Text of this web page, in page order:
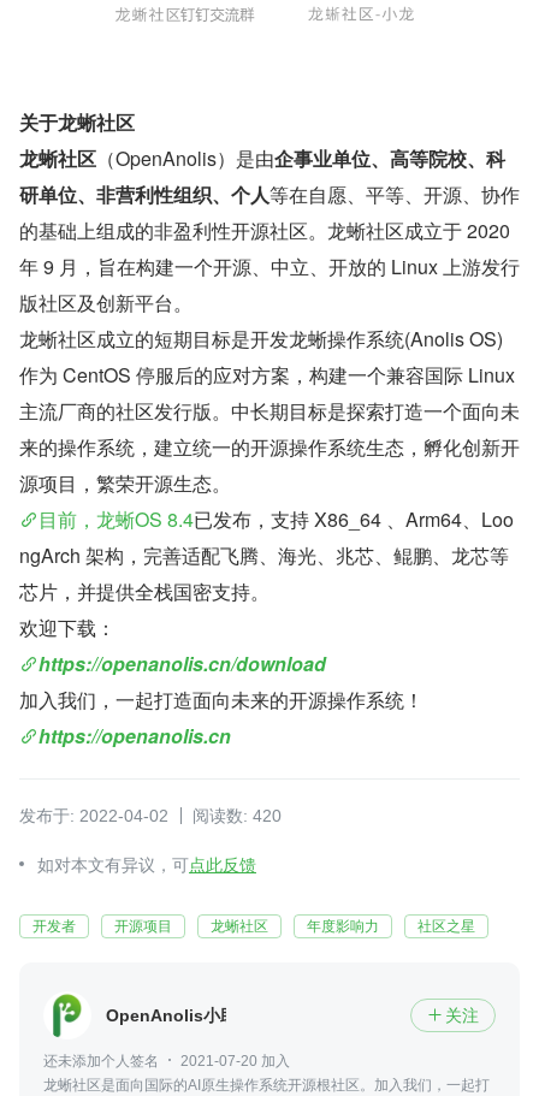
关于龙蜥社区
龙蜥社区 （OpenAnolis）是由企事业单位、高等院校、科
研单位、非营利性组织、个人等在自愿、平等、开源、协作
的基础上组成的非盈利性开源社区。龙蜥社区成立于 2020
年 9 月，旨在构建一个开源、中立、开放的 Linux 上游发行
版社区及创新平台。
龙蜥社区成立的短期目标是开发龙蜥操作系统(Anolis OS)
作为 CentOS 停服后的应对方案，构建一个兼容国际 Linux
主流厂商的社区发行版。中长期目标是探索打造一个面向未
来的操作系统，建立统一的开源操作系统生态，孵化创新开
源项目，繁荣开源生态。
目前，龙蜥OS 8.4已发布，支持 X86_64 、Arm64、Loo
ngArch 架构，完善适配飞腾、海光、兆芯、鲲鹏、龙芯等
芯片，并提供全栈国密支持。
欢迎下载：
https://openanolis.cn/download
加入我们，一起打造面向未来的开源操作系统！
https://openanolis.cn
发布于: 2022-04-02 阅读数: 420
如对本文有异议，可点此反馈
开发者 开源项目 龙蜥社区 年度影响力 社区之星
OpenAnolis小助手  关注
还未添加个人签名
2021-07-20 加入
龙蜥社区是面向国际的AI原生操作系统开源根社区。加入我们，一起打